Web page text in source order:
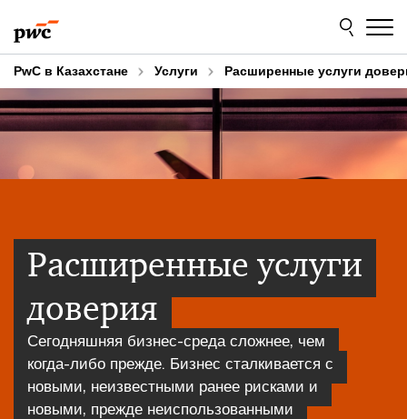
to
content
to
footer
PwC в Казахстане Услуги Расширенные услуги
Расширенные услуги
доверия
Сегодняшняя бизнес-среда сложнее, чем
когда-либо прежде. Бизнес сталкивается с
новыми, неизвестными ранее рисками и
новыми, прежде неиспользованными